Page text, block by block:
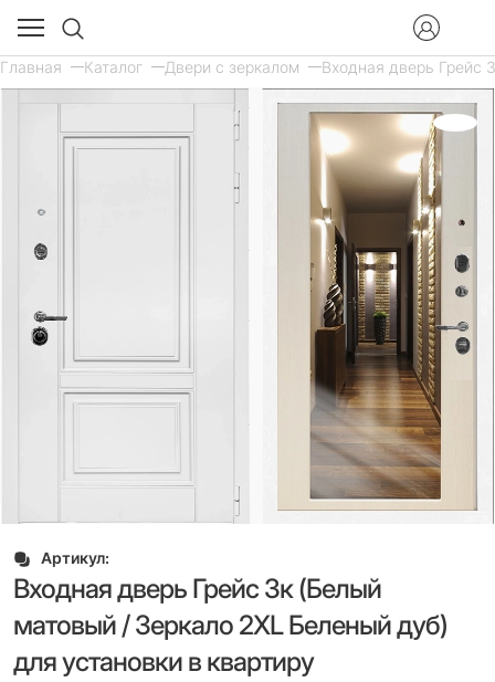
Главная Каталог Двери с зеркалом Входная дверь Грейс
Артикул:
Входная дверь Грейс 3к (Белый
матовый / Зеркало 2XL Беленый дуб)
для установки в квартиру